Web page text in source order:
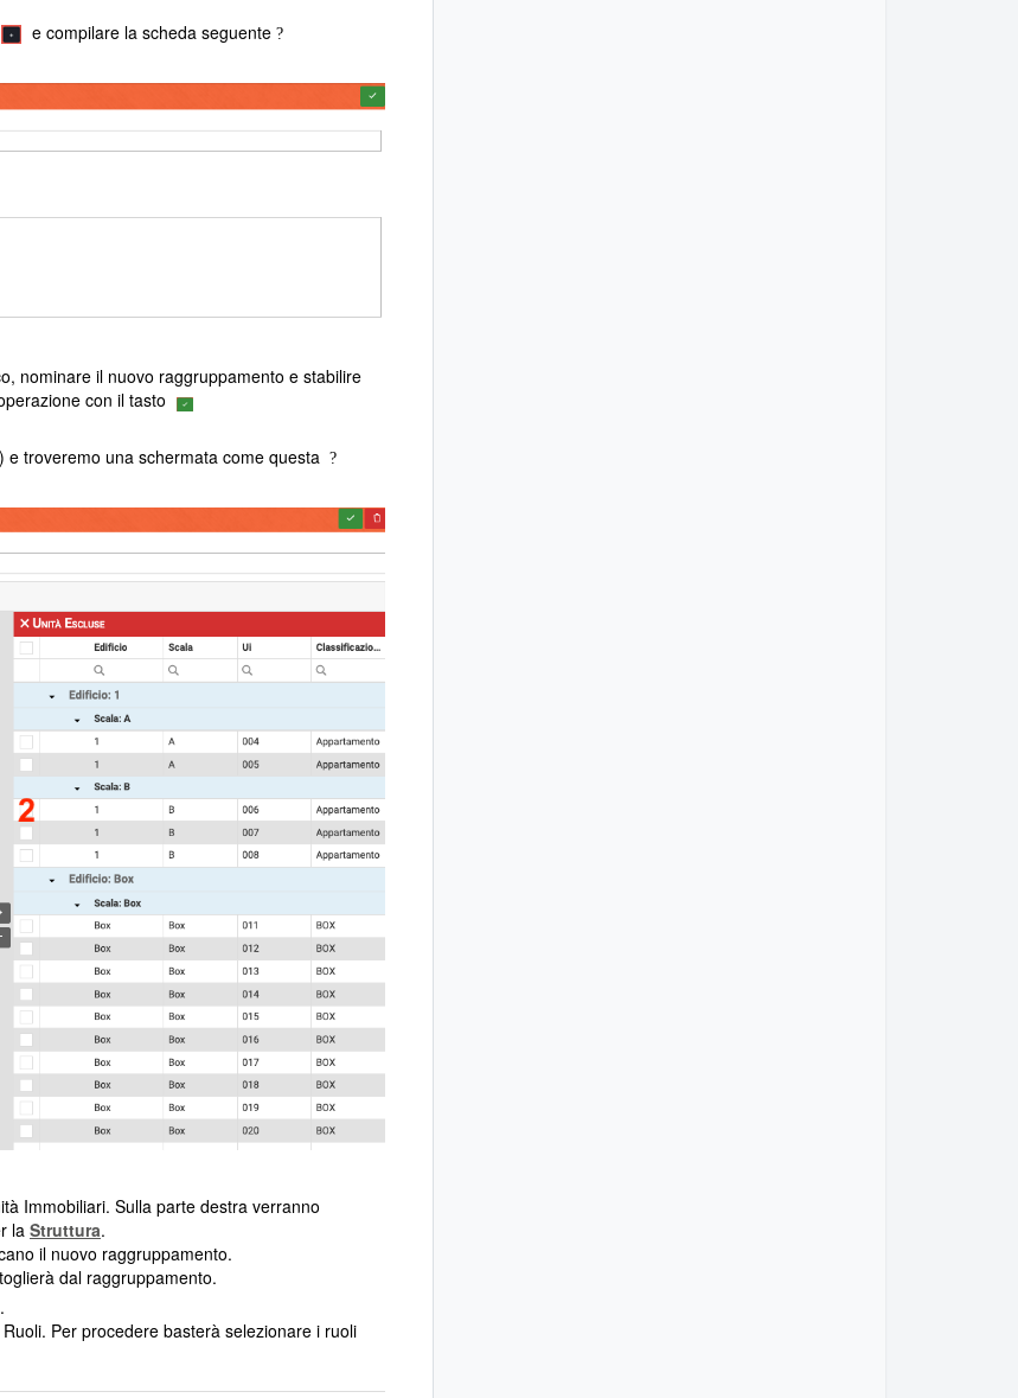
e compilare la scheda seguente ?
nominare il nuovo raggruppamento e stabilire
con il tasto
troveremo una schermata come questa ?
Immobiliari. Sulla parte destra verranno
la Struttura.
il nuovo raggruppamento.
dal raggruppamento.
Per procedere basterà selezionare i ruoli